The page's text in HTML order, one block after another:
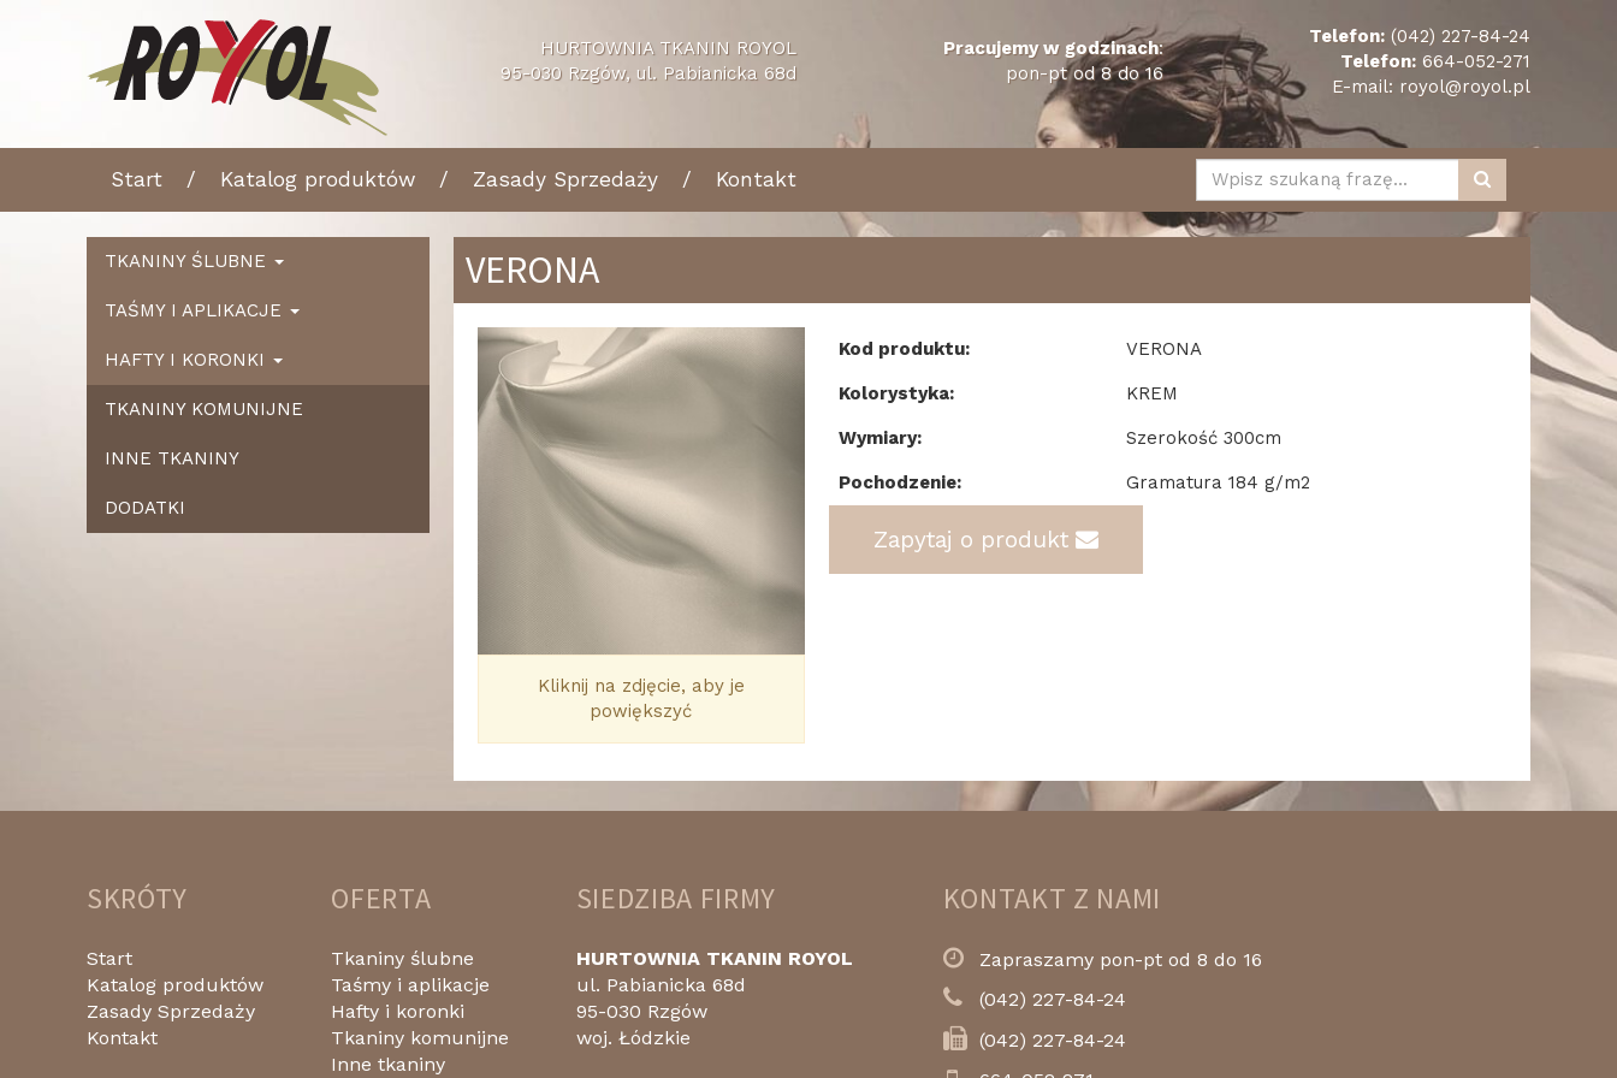
HURTOWNIA TKANIN ROYOL
95-030 Rzgów, ul. Pabianicka 68d
Pracujemy w godzinach:
pon-pt od 8 do 16
Telefon: (042) 227-84-24
Telefon: 664-052-271
E-mail: royol@royol.pl
Start Katalog produktów Zasady Sprzedaży Kontakt
TKANINY ŚLUBNE
TAŚMY I APLIKACJE
HAFTY I KORONKI
TKANINY KOMUNIJNE
INNE TKANINY
DODATKI
VERONA
Wstecz
Kliknij na zdjęcie, aby je
powiększyć
Kod produktu: VERONA
Kolorystyka: KREM
Wymiary: Szerokość 300cm
Pochodzenie: Gramatura 184 g/m2
Zapytaj o produkt
SKRÓTY
Start
Katalog produktów
Zasady Sprzedaży
Kontakt
OFERTA
Tkaniny ślubne
Taśmy i aplikacje
Hafty i koronki
Tkaniny komunijne
Inne tkaniny
SIEDZIBA FIRMY
HURTOWNIA TKANIN ROYOL
ul. Pabianicka 68d
95-030 Rzgów
woj. Łódzkie
KONTAKT Z NAMI
Zapraszamy pon-pt od 8 do 16
(042) 227-84-24
(042) 227-84-24